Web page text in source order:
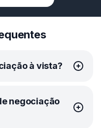
à vista?
uma ferramenta
por você no
são compradas ou
negociação